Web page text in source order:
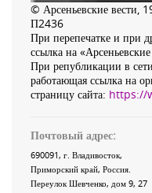
© Арсеньевские вести,
П2436
При перепечатке и при
ссылка на
При републикации в
работающая ссылка на
страницу сайта: https://
Почтовый адрес:
690091, г. Владивосток,
Приморский край, Россия
Переулок Шевченко, дом 9, 27